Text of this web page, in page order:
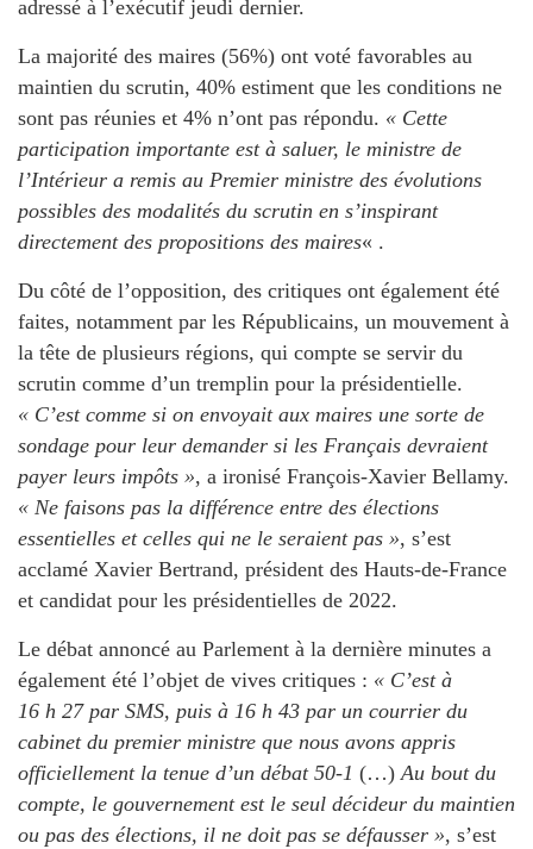
adressé à l’exécutif jeudi dernier.
La majorité des maires (56%) ont voté favorables au
maintien du scrutin, 40% estiment que les conditions ne
sont pas réunies et 4% n’ont pas répondu. « Cette
participation importante est à saluer, le ministre de
l’Intérieur a remis au Premier ministre des évolutions
possibles des modalités du scrutin en s’inspirant
directement des propositions des maires« .
Du côté de l’opposition, des critiques ont également été
faites, notamment par les Républicains, un mouvement à
la tête de plusieurs régions, qui compte se servir du
scrutin comme d’un tremplin pour la présidentielle.
« C’est comme si on envoyait aux maires une sorte de
sondage pour leur demander si les Français devraient
payer leurs impôts », a ironisé François-Xavier Bellamy.
« Ne faisons pas la différence entre des élections
essentielles et celles qui ne le seraient pas », s’est
acclamé Xavier Bertrand, président des Hauts-de-France
et candidat pour les présidentielles de 2022.
Le débat annoncé au Parlement à la dernière minutes a
également été l’objet de vives critiques : « C’est à
16 h 27 par SMS, puis à 16 h 43 par un courrier du
cabinet du premier ministre que nous avons appris
officiellement la tenue d’un débat 50-1 (…) Au bout du
compte, le gouvernement est le seul décideur du maintien
ou pas des élections, il ne doit pas se défausser », s’est